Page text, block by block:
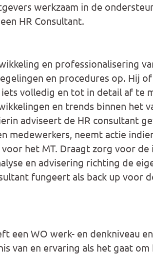
werkzaam in de
HR Consultant.
en professionalisering
en procedures op. Hij
volledig en tot in detail af te
en trends binnen het
adviseert de HR consultant
medewerkers, neemt actie
het MT. Draagt zorg voor de
en advisering richting de
fungeert als back up voor
een WO werk- en denkniveau
van en ervaring als het gaat